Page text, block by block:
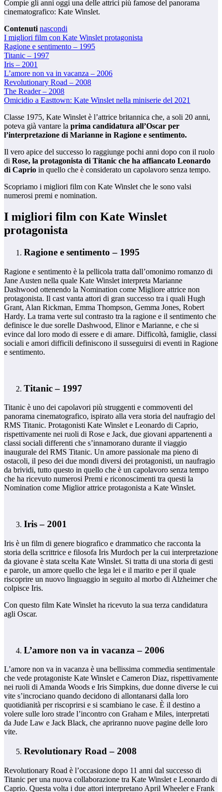
Compie gli anni oggi una delle attrici più famose del panorama
cinematografico: Kate Winslet.
Contenuti nascondi
I migliori film con Kate Winslet protagonista
Ragione e sentimento – 1995
Titanic – 1997
Iris – 2001
L’amore non va in vacanza – 2006
Revolutionary Road – 2008
The Reader – 2008
Omicidio a Easttown: Kate Winslet nella miniserie del 2021
Classe 1975, Kate Winslet è l’attrice britannica che, a soli 20 anni,
poteva già vantare la prima candidatura all’Oscar per
l’interpretazione di Marianne in Ragione e sentimento.
Il vero apice del successo lo raggiunge pochi anni dopo con il ruolo
di Rose, la protagonista di Titanic che ha affiancato Leonardo
di Caprio in quello che è considerato un capolavoro senza tempo.
Scopriamo i migliori film con Kate Winslet che le sono valsi
numerosi premi e nomination.
I migliori film con Kate Winslet
protagonista
Ragione e sentimento – 1995
Ragione e sentimento è la pellicola tratta dall’omonimo romanzo di
Jane Austen nella quale Kate Winslet interpreta Marianne
Dashwood ottenendo la Nomination come Migliore attrice non
protagonista. Il cast vanta attori di gran successo tra i quali Hugh
Grant, Alan Rickman, Emma Thompson, Gemma Jones, Robert
Hardy. La trama verte sul contrasto tra la ragione e il sentimento che
definisce le due sorelle Dashwood, Elinor e Marianne, e che si
evince dal loro modo di essere e di amare. Difficoltà, famiglie, classi
sociali e amori difficili definiscono il susseguirsi di eventi in Ragione
e sentimento.
Titanic – 1997
Titanic è uno dei capolavori più struggenti e commoventi del
panorama cinematografico, ispirato alla vera storia del naufragio del
RMS Titanic. Protagonisti Kate Winslet e Leonardo di Caprio,
rispettivamente nei ruoli di Rose e Jack, due giovani appartenenti a
classi sociali differenti che s’innamorano durante il viaggio
inaugurale del RMS Titanic. Un amore passionale ma pieno di
ostacoli, il peso dei due mondi diversi dei protagonisti, un naufragio
da brividi, tutto questo in quello che è un capolavoro senza tempo
che ha ricevuto numerosi Premi e riconoscimenti tra questi la
Nomination come Miglior attrice protagonista a Kate Winslet.
Iris – 2001
Iris è un film di genere biografico e drammatico che racconta la
storia della scrittrice e filosofa Iris Murdoch per la cui interpretazione
da giovane è stata scelta Kate Winslet. Si tratta di una storia di gesti
e parole, un amore quello che lega lei e il marito e per il quale
riscoprire un nuovo linguaggio in seguito al morbo di Alzheimer che
colpisce Iris.
Con questo film Kate Winslet ha ricevuto la sua terza candidatura
agli Oscar.
L’amore non va in vacanza – 2006
L’amore non va in vacanza è una bellissima commedia sentimentale
che vede protagoniste Kate Winslet e Cameron Diaz, rispettivamente
nei ruoli di Amanda Woods e Iris Simpkins, due donne diverse le cui
vite s’incrociano quando decidono di allontanarsi dalla loro
quotidianità per riscoprirsi e si scambiano le case. È il destino a
volere sulle loro strade l’incontro con Graham e Miles, interpretati
da Jude Law e Jack Black, che apriranno nuove pagine delle loro
vite.
Revolutionary Road – 2008
Revolutionary Road è l’occasione dopo 11 anni dal successo di
Titanic per una nuova collaborazione tra Kate Winslet e Leonardo di
Caprio. Questa volta i due attori interpretano April Wheeler e Frank